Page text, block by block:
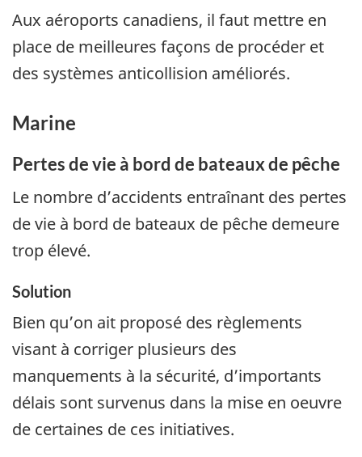
Aux aéroports canadiens, il faut mettre en
place de meilleures façons de procéder et
des systèmes anticollision améliorés.
Marine
Pertes de vie à bord de bateaux de pêche
Le nombre d’accidents entraînant des pertes
de vie à bord de bateaux de pêche demeure
trop élevé.
Solution
Bien qu’on ait proposé des règlements
visant à corriger plusieurs des
manquements à la sécurité, d’importants
délais sont survenus dans la mise en oeuvre
de certaines de ces initiatives.